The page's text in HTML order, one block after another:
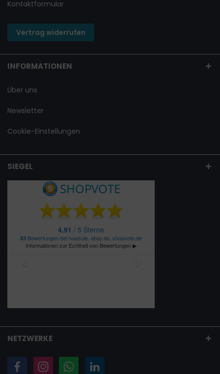
Kontaktformular
Vertrag widerrufen
INFORMATIONEN
Über uns
Newsletter
Cookie-Einstellungen
SIEGEL
NETZWERKE